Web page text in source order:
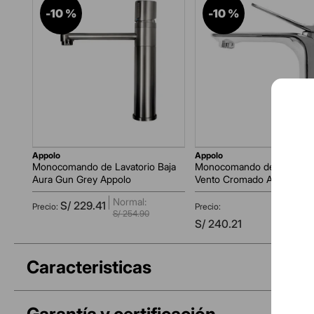
-10 %
appolo
Monocomando de Lavatorio Baja
Aura Gun Grey Appolo
S/ 229.41
S/ 254.90
-10 %
appolo
Monocomando de
Vento Cromado Appolo
S/ 240.21
Caracteristicas